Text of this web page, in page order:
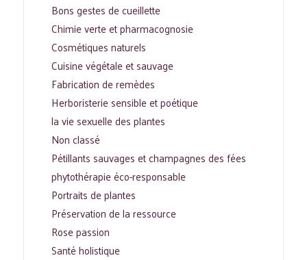
Bons gestes de cueillette
Chimie verte et pharmacognosie
Cosmétiques naturels
Cuisine végétale et sauvage
Fabrication de remèdes
Herboristerie sensible et poétique
la vie sexuelle des plantes
Non classé
Pétillants sauvages et champagnes des fées
phytothérapie éco-responsable
Portraits de plantes
Préservation de la ressource
Rose passion
Santé holistique